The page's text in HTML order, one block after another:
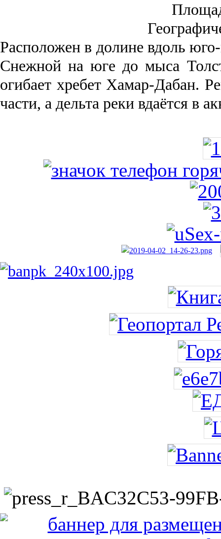
Рас­положен в долине вдоль
Снежной на юге до мыса
огибает хребет Хамар-Дабан.
части, а дельта реки вда­ётся в